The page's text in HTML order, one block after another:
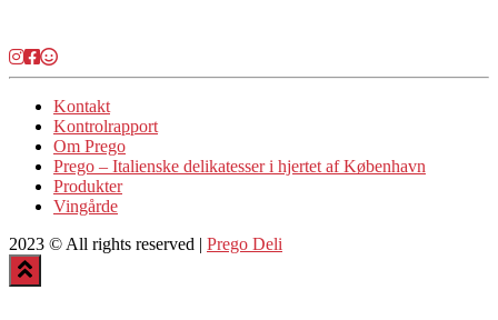
Kontakt
Kontrolrapport
Om Prego
Prego – Italienske delikatesser i hjertet af København
Produkter
Vingårde
2023 © All rights reserved | Prego Deli